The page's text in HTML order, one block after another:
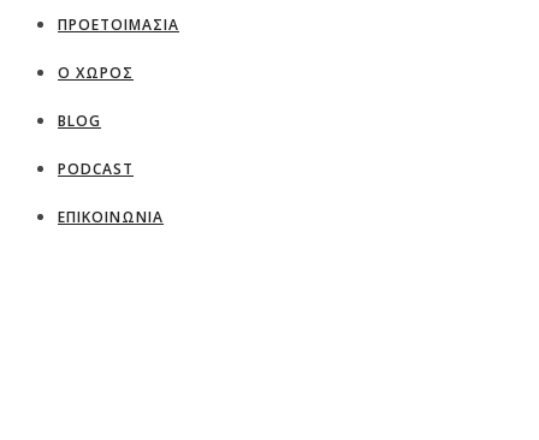
ΠΡΟΕΤΟΙΜΑΣΙΑ
Ο ΧΩΡΟΣ
BLOG
PODCAST
ΕΠΙΚΟΙΝΩΝΙΑ